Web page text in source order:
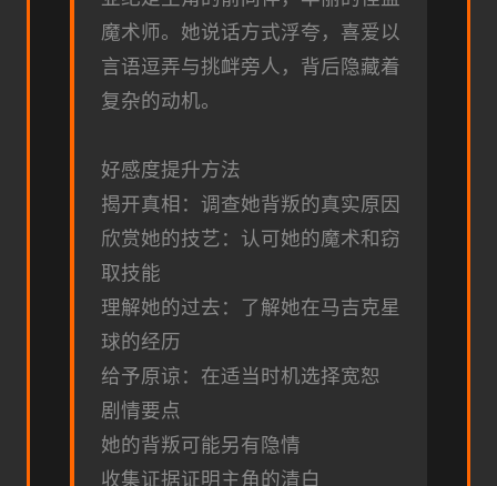
魔术师。她说话方式浮夸，喜爱以
言语逗弄与挑衅旁人，背后隐藏着
复杂的动机。
好感度提升方法
揭开真相：调查她背叛的真实原因
欣赏她的技艺：认可她的魔术和窃
取技能
理解她的过去：了解她在马吉克星
球的经历
给予原谅：在适当时机选择宽恕
剧情要点
她的背叛可能另有隐情
收集证据证明主角的清白